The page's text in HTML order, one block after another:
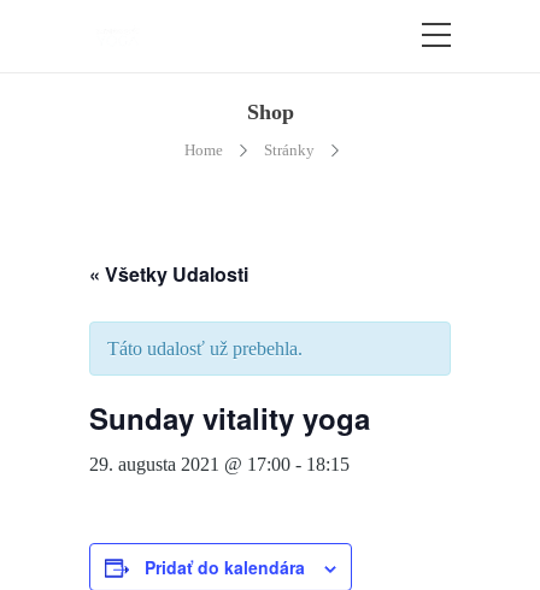
Shop
Home Stránky
« Všetky Udalosti
Táto udalosť už prebehla.
Sunday vitality yoga
29. augusta 2021 @ 17:00 - 18:15
Pridať do kalendára